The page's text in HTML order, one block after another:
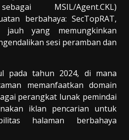
MSIL/Agent.CKL)
berbahaya: SecTopRAT,
yang memungkinkan
sesi peramban dan
pada tahun 2024, di mana
memanfaatkan domain
perangkat lunak pemindai
iklan pencarian untuk
halaman berbahaya